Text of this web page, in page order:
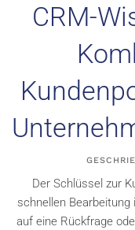
CRM-
Der Schlüssel zur
schnellen Bearbeitung
auf eine Rückfrage